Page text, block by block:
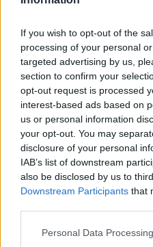
If you wish to opt-out of the
processing of your personal
targeted advertising by us,
section to confirm your
opt-out request is processed
interest-based ads based on
us or personal information
your opt-out. You may
disclosure of your personal
IAB’s list of downstream
also be disclosed by us to
Downstream Participants that
Personal Data
Tofu Suppe
Leicht
Schnelle
Leicht
Russische Suppe-
Mittel
Schnelle Käsesuppe